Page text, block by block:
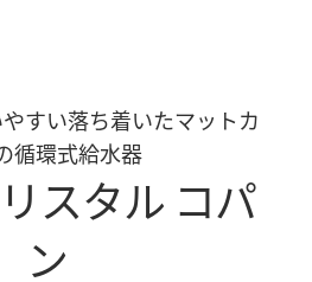
すい落ち着いたマットカ
循環式給水器
スタル コパ
ン